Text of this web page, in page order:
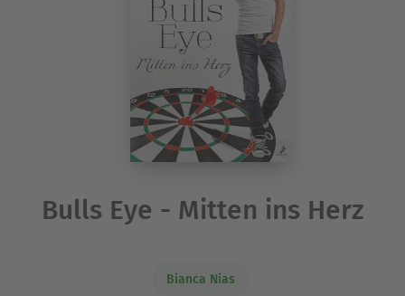
Bulls Eye - Mitten ins Herz
Bianca Nias